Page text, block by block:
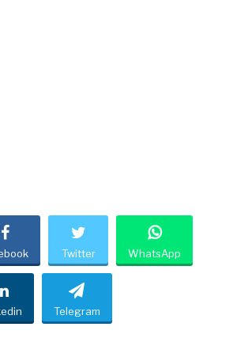
Twitter WhatsApp
Telegram